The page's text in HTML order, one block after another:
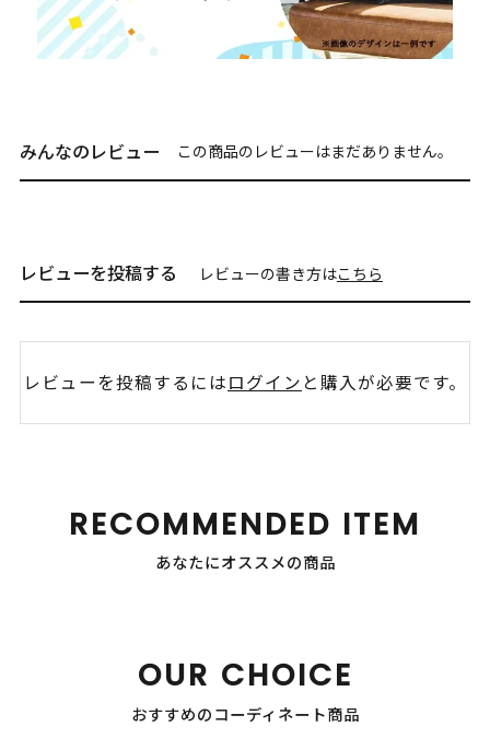
みんなのレビュー この商品のレビューはまだありません。
レビューを投稿する レビューの書き方はこちら
レビューを投稿するにはログイン と購入が必要です。
RECOMMENDED ITEM
あなたにオススメの商品
OUR CHOICE
おすすめのコーディネート商品